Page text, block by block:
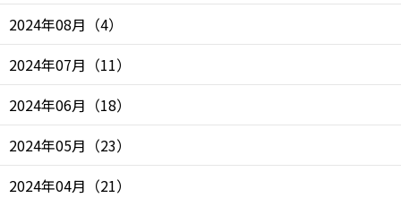
2024年08月 （4）
2024年07月 （11）
2024年06月 （18）
2024年05月 （23）
2024年04月 （21）